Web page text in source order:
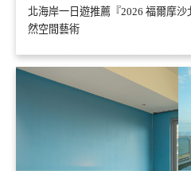
北海岸一日遊推薦『2026 福爾摩
然空間藝術